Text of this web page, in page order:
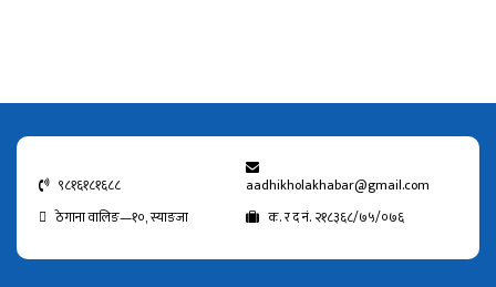
९८१६१८१६८८
aadhikholakhabar@gmail.com
ठेगाना वालिङ—१०, स्याङजा
क. र द नं. २१८३६८/७५/०७६